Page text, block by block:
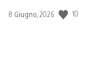
Data
8 Giugno, 2026 10